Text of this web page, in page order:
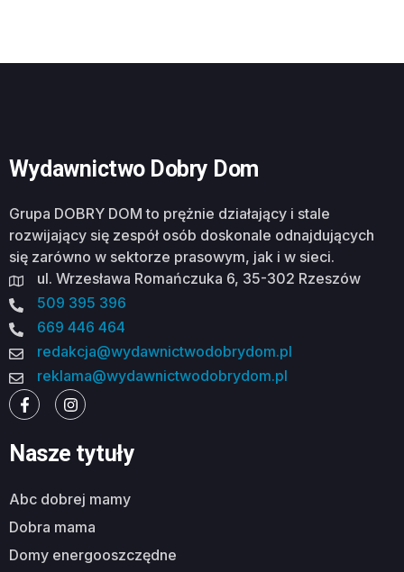
Wydawnictwo Dobry Dom
Grupa DOBRY DOM to prężnie działający i stale
rozwijający się zespół osób doskonale odnajdujących
się zarówno w sektorze prasowym, jak i w sieci.
ul. Wrzesława Romańczuka 6, 35-302 Rzeszów
509 395 396
669 446 464
redakcja@wydawnictwodobrydom.pl
reklama@wydawnictwodobrydom.pl
Nasze tytuły
abc dobrej mamy
dobra mama
domy energooszczędne